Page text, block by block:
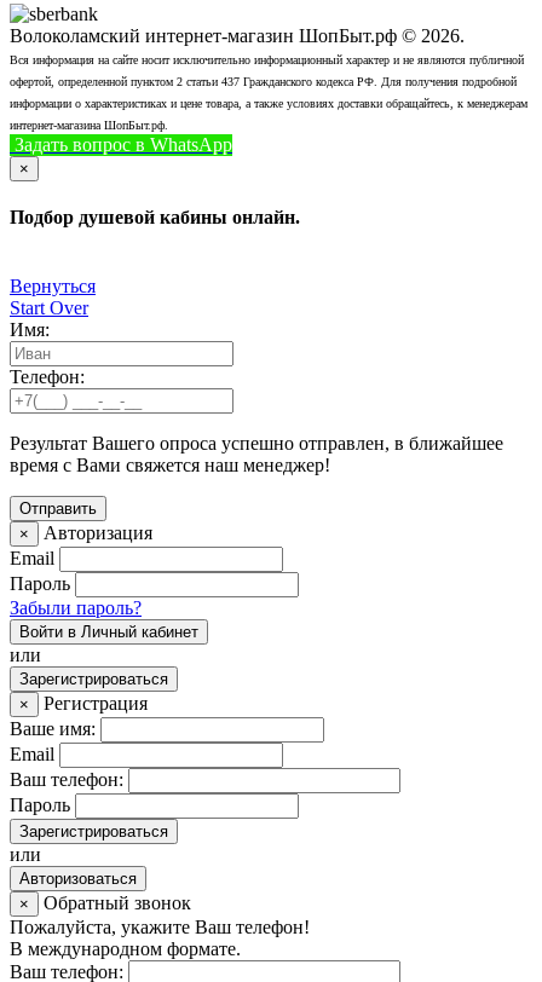
Волоколамский интернет-магазин ШопБыт.рф © 2026.
Вся информация на сайте носит исключительно информационный характер и не являются публичной
офертой, определенной пунктом 2 статьи 437 Гражданского кодекса РФ. Для получения подробной
информации о характеристиках и цене товара, а также условиях доставки обращайтесь, к менеджерам
интернет-магазина ШопБыт.рф.
Задать вопрос в WhatsApp
×
Подбор душевой кабины онлайн.
Вернуться
Start Over
Имя:
Телефон:
Результат Вашего опроса успешно отправлен, в ближайшее
время с Вами свяжется наш менеджер!
×
Авторизация
Email
Пароль
Забыли пароль?
Войти в Личный кабинет
или
Зарегистрироваться
×
Регистрация
Ваше имя:
Email
Ваш телефон:
Пароль
Зарегистрироваться
или
Авторизоваться
×
Обратный звонок
Пожалуйста, укажите Ваш телефон!
В международном формате.
Ваш телефон: